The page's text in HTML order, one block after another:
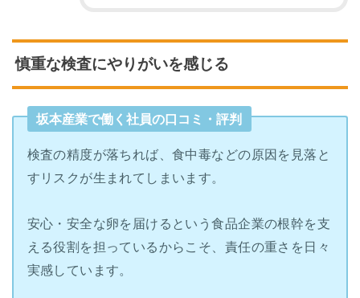
慎重な検査にやりがいを感じる
坂本産業で働く社員の口コミ・評判
検査の精度が落ちれば、食中毒などの原因を見落と
すリスクが生まれてしまいます。
安心・安全な卵を届けるという食品企業の根幹を支
える役割を担っているからこそ、責任の重さを日々
実感しています。